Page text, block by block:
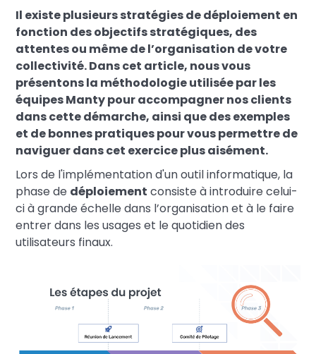
Il existe plusieurs stratégies de déploiement en
fonction des objectifs stratégiques, des
attentes ou même de l’organisation de votre
collectivité. Dans cet article, nous vous
présentons la méthodologie utilisée par les
équipes Manty pour accompagner nos clients
dans cette démarche, ainsi que des exemples
et de bonnes pratiques pour vous permettre de
naviguer dans cet exercice plus aisément.
Lors de l'implémentation d'un outil informatique, la
phase de déploiement consiste à introduire celui-
ci à grande échelle dans l’organisation et à le faire
entrer dans les usages et le quotidien des
utilisateurs finaux.